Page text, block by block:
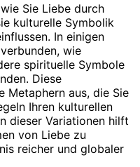
Sie Liebe durch
kulturelle Symbolik
In einigen
wie
spirituelle Symbole
Diese
Metaphern aus, die Sie
Ihren kulturellen
dieser Variationen hilft
von Liebe zu
reicher und globaler